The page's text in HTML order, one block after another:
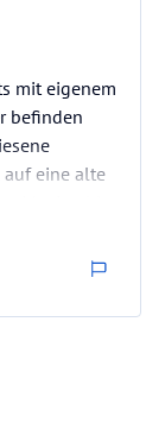
mit eigenem
befinden
auf eine alte
man
zu sehen,
späten